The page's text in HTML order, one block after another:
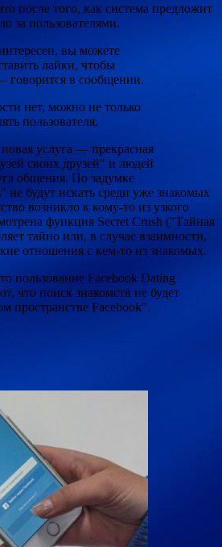
после того, как система предложит
за пользователями.
вы можете
лайки, чтобы
говорится в сообщении.
нет, можно не только
пользователя.
услуга — прекрасная
своих друзей" и людей
общения. По задумке
не будут искать среди уже знакомых
возникло к кому-то из узкого
функция Secret Crush ("Тайная
тайно или, в случае взаимности,
отношения с кем-то из знакомых.
пользование Facebook Dating
что поиск знакомств не будет
пространстве Facebook".